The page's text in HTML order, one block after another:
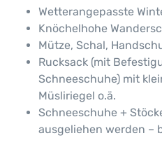
Wetterangepasste
Knöchelhohe
Mütze, Schal,
Rucksack (mit
Schneeschuhe) mit
Müsliriegel o.ä.
Schneeschuhe +
ausgeliehen werden –